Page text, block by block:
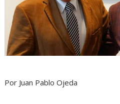
Por Juan Pablo Ojeda